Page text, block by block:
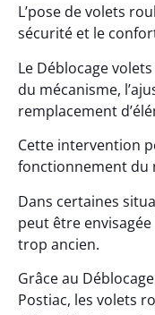
L’pose de volets
sécurité et le
Le Déblocage
du mécanisme,
remplacement
Cette intervention
fonctionnement du
Dans certaines
peut être
trop ancien.
Grâce au
Postiac, les volets